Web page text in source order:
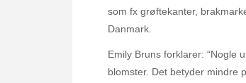
som fx grøftekanter,
Danmark.
Emily Bruns forklarer: “Nogle
blomster. Det betyder mindre